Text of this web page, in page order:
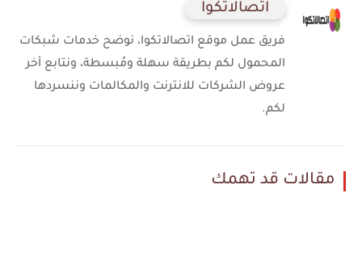
اتصالاتكوا
فريق عمل موقع اتصالاتكوا، نوضح خدمات شبكات
المحمول لكم بطريقة سهلة ومُبسطة، ونتابع أخر
عروض الشركات للانترنت والمكالمات وننسردها
لكم.
مقالات قد تهمك